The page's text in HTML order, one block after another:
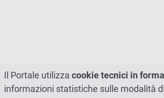
Il Portale utilizza cookie tecnici in
informazioni statistiche sulle modalità